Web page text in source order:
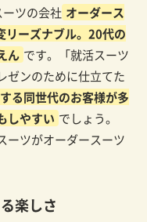
ツの会社 オーダース
リーズナブル。20代の
ん です。「就活スーツ
ゼンのために仕立てた
る同世代のお客様が多
しやすい でしょう。
ーツがオーダースーツ
楽しさ